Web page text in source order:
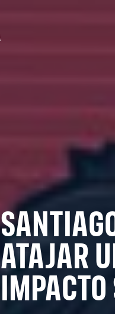
ATAJAR